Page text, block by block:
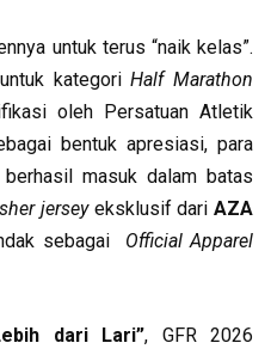
untuk terus “naik kelas”.
kategoriHalf Marathon
oleh Persatuan Atletik
bentuk apresiasi, para
berhasil masuk dalam batas
jerseyeksklusif dariAZA
sebagai Official Apparel
dari Lari”, GFR 2026